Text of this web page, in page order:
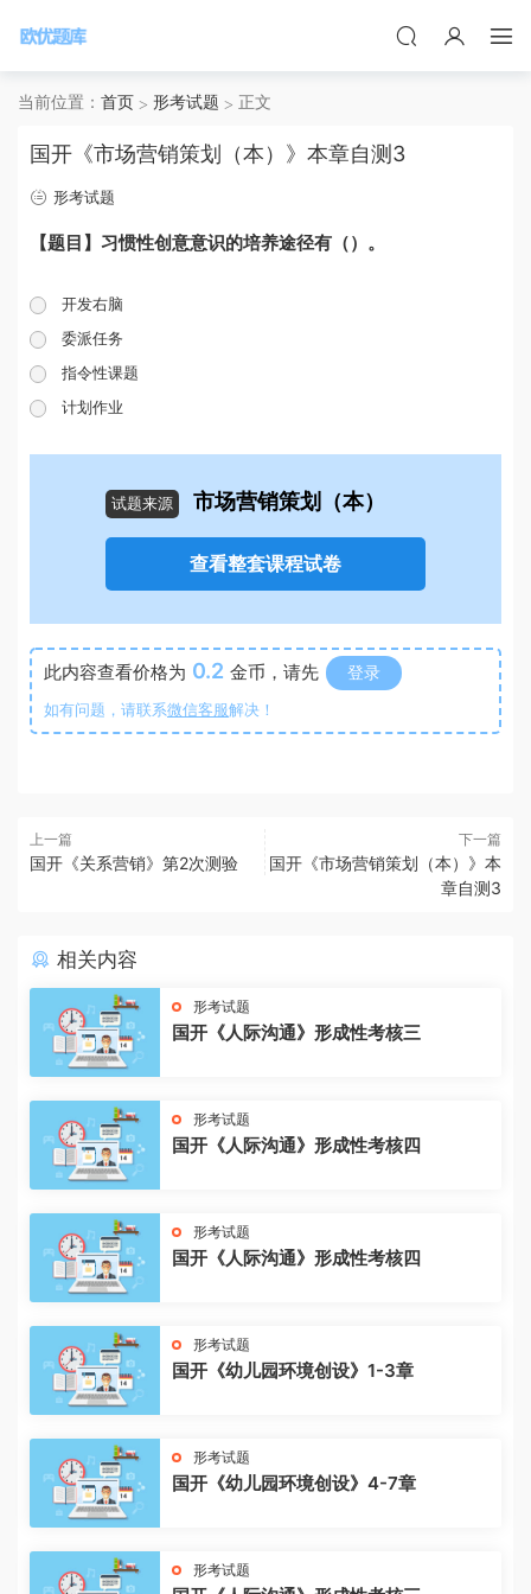
当前位置： 首页 形考试题 正文
国开《市场营销策划（本）》本章自测3
形考试题
【题目】习惯性创意意识的培养途径有（）。
开发右脑
委派任务
指令性课题
计划作业
试题来源 市场营销策划（本）
查看整套课程试卷
此内容查看价格为 0.2 金币，请先 登录
如有问题，请联系微信客服解决！
上一篇
国开《关系营销》第2次测验
下一篇
国开《市场营销策划（本）》本
章自测3
相关内容
形考试题
国开《人际沟通》形成性考核三
形考试题
国开《人际沟通》形成性考核四
形考试题
国开《人际沟通》形成性考核四
形考试题
国开《幼儿园环境创设》1-3章
形考试题
国开《幼儿园环境创设》4-7章
形考试题